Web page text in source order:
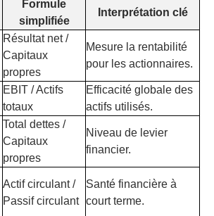
Formule
simplifiée
Interprétation clé
Résultat net /
Capitaux
propres
Mesure la rentabilité
pour les actionnaires.
EBIT / Actifs
totaux
Efficacité globale des
actifs utilisés.
Total dettes /
Capitaux
propres
Niveau de levier
financier.
Actif circulant /
Passif circulant
Santé financière à
court terme.